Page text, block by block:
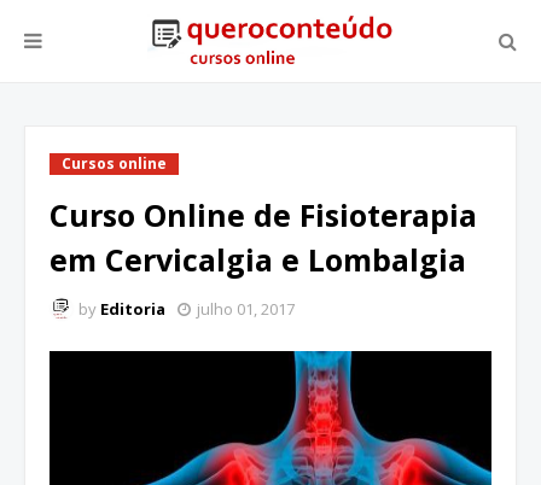
Cursos online
Curso Online de Fisioterapia
em Cervicalgia e Lombalgia
by Editoria julho 01, 2017